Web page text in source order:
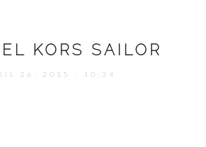
KORS SAILOR
26, 2015 - 10:34